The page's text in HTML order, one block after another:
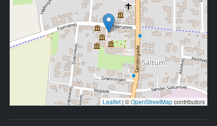
Leaflet | ©OpenStreetMapcontributors